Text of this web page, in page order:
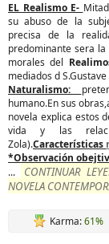
EL Realismo E-
su abuso de la
precisa de la
predominante sera
morales del
mediados d
Naturalismo:
humano.En sus
novela explica estos
vida y las
Zola).Características
*Observación
...
CONTINUAR
NOVELA
Karma:61%